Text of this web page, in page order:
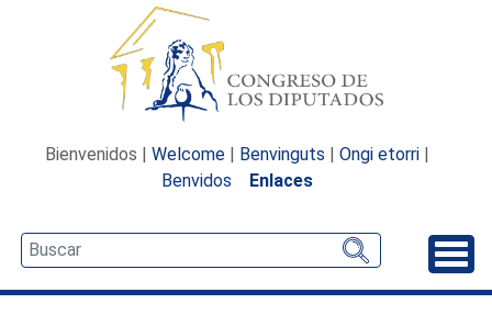
Bienvenidos | Welcome | Benvinguts | Ongi etorri |
Benvidos
Enlaces